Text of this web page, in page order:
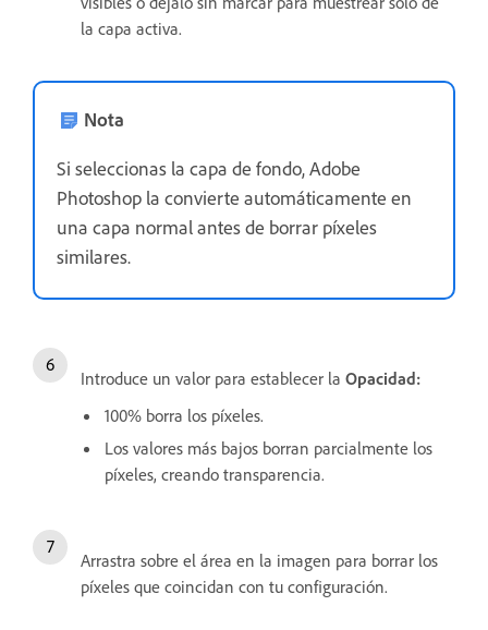
la capa activa.
Nota
Si seleccionas la capa de fondo, Adobe
Photoshop la convierte automáticamente en
una capa normal antes de borrar píxeles
similares.
Introduce un valor para establecer la Opacidad:
100% borra los píxeles.
Los valores más bajos borran parcialmente los
píxeles, creando transparencia.
Arrastra sobre el área en la imagen para borrar los
píxeles que coincidan con tu configuración.